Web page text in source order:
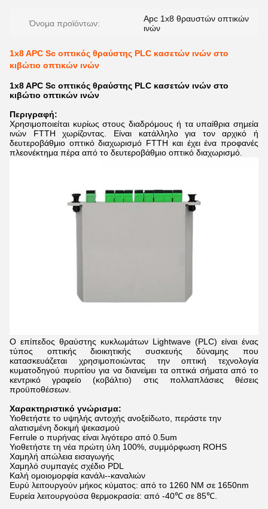
Όνομα προϊόντων:
Apc 1x8 θραυστών οπτικών
ινών
1x8 APC Sc οπτικός θραύστης PLC κασετών ινών στο
κιβώτιο οπτικών ινών
1x8 APC Sc οπτικός θραύστης PLC κασετών ινών στο
κιβώτιο οπτικών ινών
Περιγραφή:
Χρησιμοποιείται κυρίως στους διαδρόμους ή τα υπαίθρια σημεία
ινών FTTH χωρίζοντας. Είναι κατάλληλο για τον αρχικό ή
δευτεροβάθμιο οπτικό διαχωρισμό FTTH και έχει ένα προφανές
πλεονέκτημα πέρα από το δευτεροβάθμιο οπτικό διαχωρισμό.
Ο επίπεδος θραύστης κυκλωμάτων Lightwave (PLC) είναι ένας
τύπος οπτικής διοικητικής συσκευής δύναμης που
κατασκευάζεται χρησιμοποιώντας την οπτική τεχνολογία
κυματοδηγού πυριτίου για να διανείμει τα οπτικά σήματα από το
κεντρικό γραφείο (κοβάλτιο) στις πολλαπλάσιες θέσεις
προϋποθέσεων.
Χαρακτηριστικό γνώρισμα:
Υιοθετήστε το υψηλής αντοχής ανοξείδωτο, περάστε την
αλατισμένη δοκιμή ψεκασμού
Ferrule ο πυρήνας είναι λιγότερο από 0.5um
Υιοθετήστε τη νέα πρώτη ύλη 100%, συμμόρφωση ROHS
Χαμηλή απώλεια εισαγωγής
Χαμηλό συμπαγές σχέδιο PDL
Καλή ομοιομορφία κανάλι--καναλιών
Ευρύ λειτουργούν μήκος κύματος: από το 1260 NM σε 1650nm
Ευρεία λειτουργούσα θερμοκρασία: από -40℃ σε 85℃.